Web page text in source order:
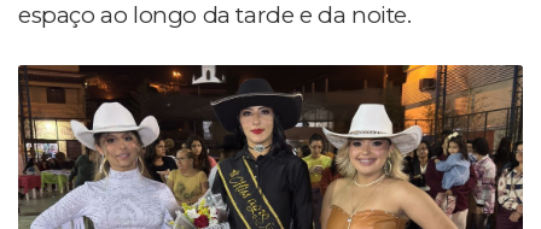
espaço ao longo da tarde e da noite.